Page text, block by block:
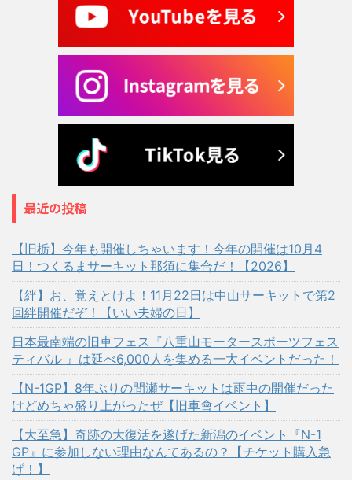
最近の投稿
【旧栃】今年も開催しちゃいます！今年の開催は10月4
日！つくるまサーキット那須に集合だ！【2026】
【絆】お、覚えとけよ！11月22日は中山サーキットで第2
回絆開催だぞ！【いい夫婦の日】
日本最南端の旧車フェス『八重山モータースポーツフェス
ティバル 』は延べ6,000人を集める一大イベントだった！
【N-1GP】8年ぶりの間瀬サーキットは雨中の開催だった
けどめちゃ盛り上がったぜ【旧車會イベント】
【大至急】奇跡の大復活を遂げた新潟のイベント『N-1
GP』に参加しない理由なんてあるの？【チケット購入急
げ！】